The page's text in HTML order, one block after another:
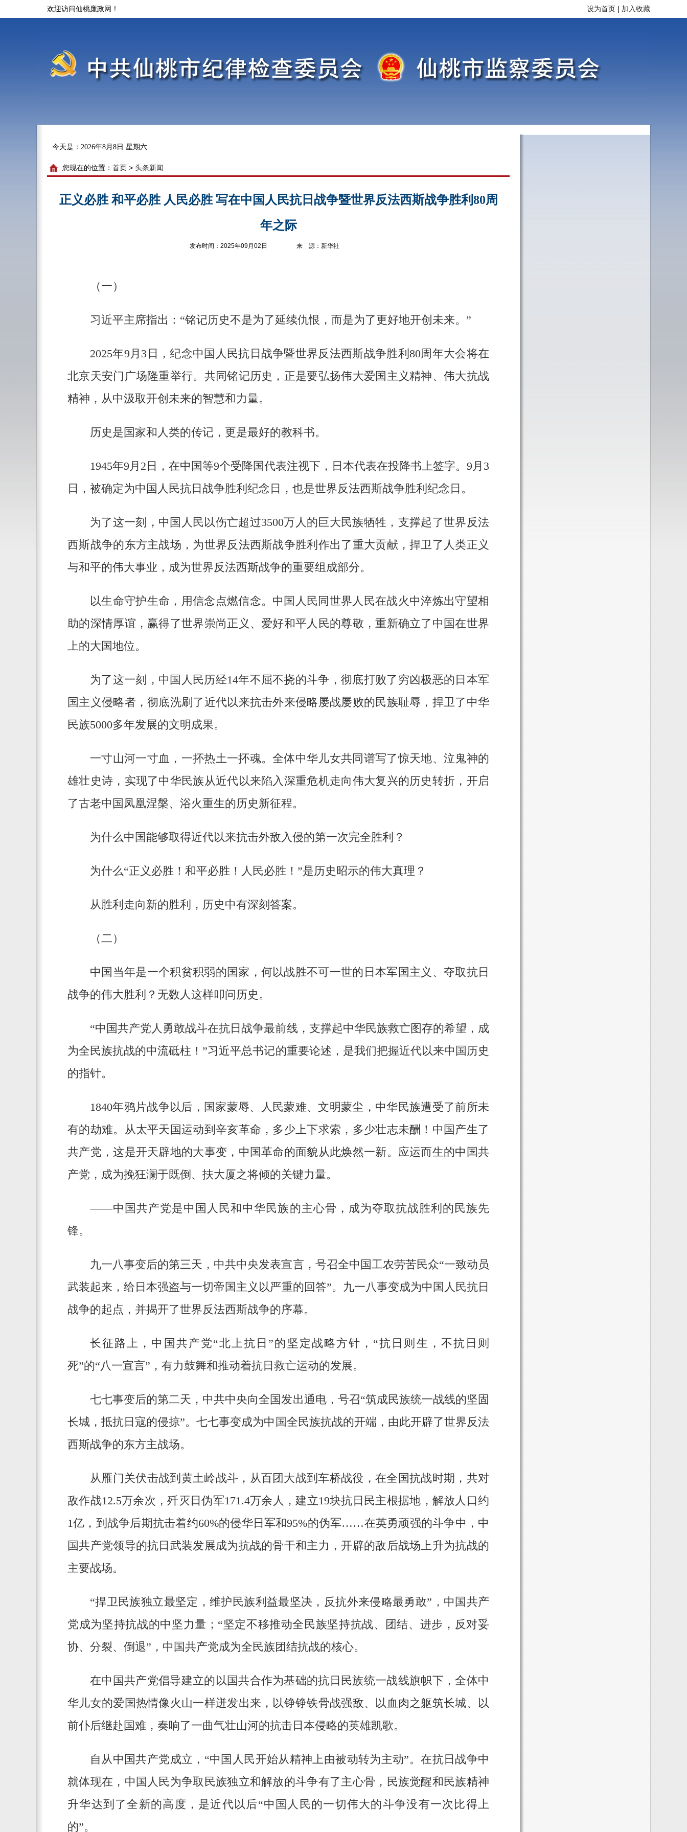
欢迎访问仙桃廉政网！ 设为首页 | 加入收藏
今天是： 2026年8月8日 星期六
您现在的位置： 首页 > 头条新闻
正义必胜 和平必胜 人民必胜 写在中国人民抗日战争暨世界反法西斯战争胜利80周
年之际
发布时间：2025年09月02日 来 源：新华社
（一）
习近平主席指出：“铭记历史不是为了延续仇恨，而是为了更好地开创未来。”
2025年9月3日，纪念中国人民抗日战争暨世界反法西斯战争胜利80周年大会将在
北京天安门广场隆重举行。共同铭记历史，正是要弘扬伟大爱国主义精神、伟大抗战
精神，从中汲取开创未来的智慧和力量。
历史是国家和人类的传记，更是最好的教科书。
1945年9月2日，在中国等9个受降国代表注视下，日本代表在投降书上签字。9月3
日，被确定为中国人民抗日战争胜利纪念日，也是世界反法西斯战争胜利纪念日。
为了这一刻，中国人民以伤亡超过3500万人的巨大民族牺牲，支撑起了世界反法
西斯战争的东方主战场，为世界反法西斯战争胜利作出了重大贡献，捍卫了人类正义
与和平的伟大事业，成为世界反法西斯战争的重要组成部分。
以生命守护生命，用信念点燃信念。中国人民同世界人民在战火中淬炼出守望相
助的深情厚谊，赢得了世界崇尚正义、爱好和平人民的尊敬，重新确立了中国在世界
上的大国地位。
为了这一刻，中国人民历经14年不屈不挠的斗争，彻底打败了穷凶极恶的日本军
国主义侵略者，彻底洗刷了近代以来抗击外来侵略屡战屡败的民族耻辱，捍卫了中华
民族5000多年发展的文明成果。
一寸山河一寸血，一抔热土一抔魂。全体中华儿女共同谱写了惊天地、泣鬼神的
雄壮史诗，实现了中华民族从近代以来陷入深重危机走向伟大复兴的历史转折，开启
了古老中国凤凰涅槃、浴火重生的历史新征程。
为什么中国能够取得近代以来抗击外敌入侵的第一次完全胜利？
为什么“正义必胜！和平必胜！人民必胜！”是历史昭示的伟大真理？
从胜利走向新的胜利，历史中有深刻答案。
（二）
中国当年是一个积贫积弱的国家，何以战胜不可一世的日本军国主义、夺取抗日
战争的伟大胜利？无数人这样叩问历史。
“中国共产党人勇敢战斗在抗日战争最前线，支撑起中华民族救亡图存的希望，成
为全民族抗战的中流砥柱！”习近平总书记的重要论述，是我们把握近代以来中国历史
的指针。
1840年鸦片战争以后，国家蒙辱、人民蒙难、文明蒙尘，中华民族遭受了前所未
有的劫难。从太平天国运动到辛亥革命，多少上下求索，多少壮志未酬！中国产生了
共产党，这是开天辟地的大事变，中国革命的面貌从此焕然一新。应运而生的中国共
产党，成为挽狂澜于既倒、扶大厦之将倾的关键力量。
——中国共产党是中国人民和中华民族的主心骨，成为夺取抗战胜利的民族先
锋。
九一八事变后的第三天，中共中央发表宣言，号召全中国工农劳苦民众“一致动员
武装起来，给日本强盗与一切帝国主义以严重的回答”。九一八事变成为中国人民抗日
战争的起点，并揭开了世界反法西斯战争的序幕。
长征路上，中国共产党“北上抗日”的坚定战略方针，“抗日则生，不抗日则
死”的“八一宣言”，有力鼓舞和推动着抗日救亡运动的发展。
七七事变后的第二天，中共中央向全国发出通电，号召“筑成民族统一战线的坚固
长城，抵抗日寇的侵掠”。七七事变成为中国全民族抗战的开端，由此开辟了世界反法
西斯战争的东方主战场。
从雁门关伏击战到黄土岭战斗，从百团大战到车桥战役，在全国抗战时期，共对
敌作战12.5万余次，歼灭日伪军171.4万余人，建立19块抗日民主根据地，解放人口约
1亿，到战争后期抗击着约60%的侵华日军和95%的伪军……在英勇顽强的斗争中，中
国共产党领导的抗日武装发展成为抗战的骨干和主力，开辟的敌后战场上升为抗战的
主要战场。
“捍卫民族独立最坚定，维护民族利益最坚决，反抗外来侵略最勇敢”，中国共产
党成为坚持抗战的中坚力量；“坚定不移推动全民族坚持抗战、团结、进步，反对妥
协、分裂、倒退”，中国共产党成为全民族团结抗战的核心。
在中国共产党倡导建立的以国共合作为基础的抗日民族统一战线旗帜下，全体中
华儿女的爱国热情像火山一样迸发出来，以铮铮铁骨战强敌、以血肉之躯筑长城、以
前仆后继赴国难，奏响了一曲气壮山河的抗击日本侵略的英雄凯歌。
自从中国共产党成立，“中国人民开始从精神上由被动转为主动”。在抗日战争中
就体现在，中国人民为争取民族独立和解放的斗争有了主心骨，民族觉醒和民族精神
升华达到了全新的高度，是近代以后“中国人民的一切伟大的斗争没有一次比得上
的”。